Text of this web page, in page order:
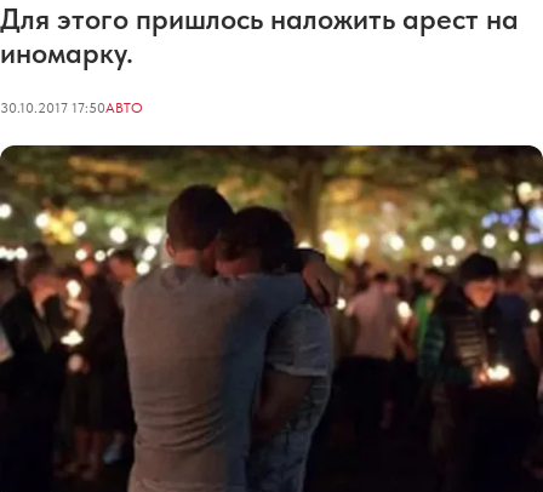
Для этого пришлось наложить арест на
иномарку.
30.10.2017 17:50АВТО